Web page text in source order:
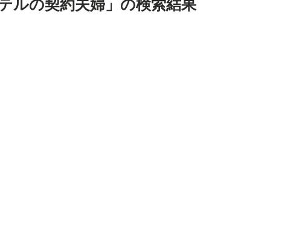
ルの契約夫婦」の検索結果